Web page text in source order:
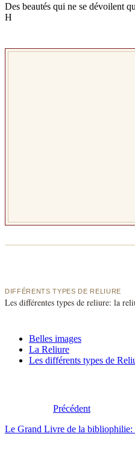
Des beautés qui ne se dévoilent
H
DIFFÉRENTS TYPES DE RELIURE
Les différentes types de reliure: la
Belles images
La Reliure
Les différents types de
Précédent
Le Grand Livre de la